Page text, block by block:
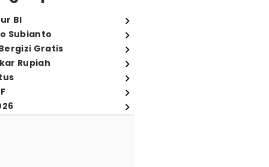
BI
Subianto
Gratis
Rupiah